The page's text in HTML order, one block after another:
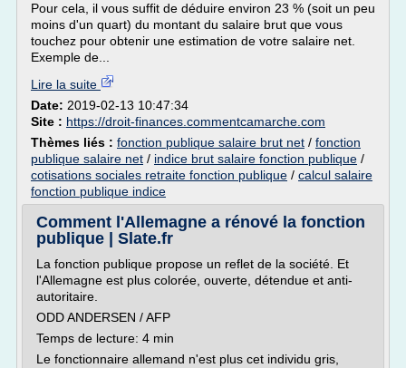
Pour cela, il vous suffit de déduire environ 23 % (soit un peu
moins d'un quart) du montant du salaire brut que vous
touchez pour obtenir une estimation de votre salaire net.
Exemple de...
Lire la suite
Date: 2019-02-13 10:47:34
Site : https://droit-finances.commentcamarche.com
Thèmes liés : fonction publique salaire brut net / fonction
publique salaire net / indice brut salaire fonction publique /
cotisations sociales retraite fonction publique / calcul salaire
fonction publique indice
Comment l'Allemagne a rénové la fonction
publique | Slate.fr
La fonction publique propose un reflet de la société. Et
l'Allemagne est plus colorée, ouverte, détendue et anti-
autoritaire.
ODD ANDERSEN / AFP
Temps de lecture: 4 min
Le fonctionnaire allemand n'est plus cet individu gris,